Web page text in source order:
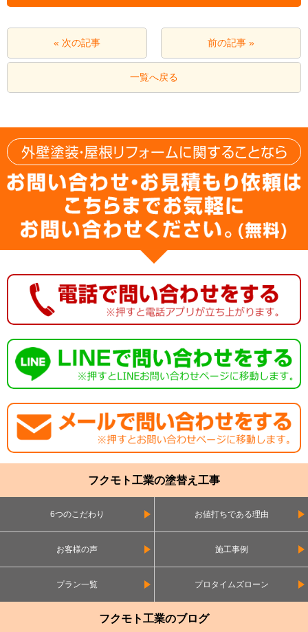
« 次の記事 前の記事 »
一覧へ戻る
フクモト工業の塗替え工事
6つのこだわり お値打ちである理由
お客様の声 施工事例
プラン一覧 プロタイムズローン
フクモト工業のブログ